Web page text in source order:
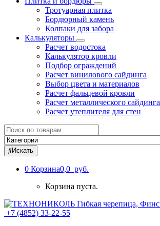
Тротуарная плитка
Бордюрный камень
Колпаки для забора
Калькуляторы
Расчет водостока
Калькулятор кровли
Подбор ограждений
Расчет винилового сайдинга
Выбор цвета и материалов
Расчет фальцевой кровли
Расчет металлического сайдинга
Расчет утеплителя для стен
Search
for:
Искать
0 Корзина0,0 руб.
Корзина пуста.
+7 (4852) 33-22-55